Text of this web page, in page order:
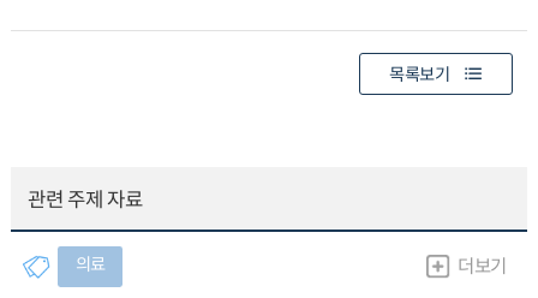
목록보기
관련 주제 자료
의료 더보기